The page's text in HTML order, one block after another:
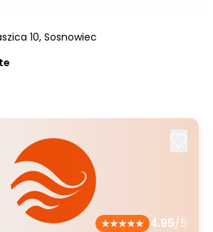
10, Sosnowiec
4.95/5